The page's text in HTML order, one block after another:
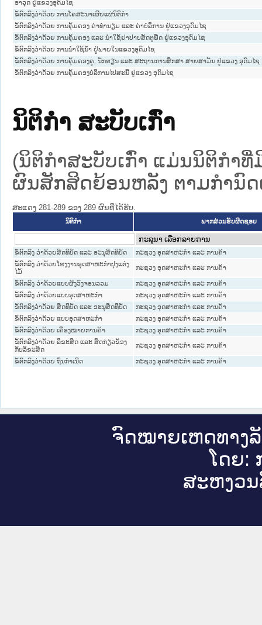
ອາວຸດ ຢູ່ແຂວງອຸດົມໄຊ
ຂໍ້ຕົກລົງວ່າດ້ວຍ ການໂຄສະນາເຜີຍແຜ່ນິຕິກໍາ
ຂໍ້ຕົກລົງວ່າດ້ວຍ ການຄຸ້ມຄອງ ຄ່າທໍານຽມ ແລະ ຄ່າບໍລິການ ຢູ່ແຂວງອຸດົມໄຊ
ຂໍ້ຕົກລົງວ່າດ້ວຍ ການຄຸ້ມຄອງ ແລະ ນໍາໃຊ້ຢາປາບສັດຕູພືດ ຢູ່ແຂວງອຸດົມໄຊ
ຂໍ້ຕົກລົງວ່າດ້ວຍ ການນໍາໃຊ້ນໍ້າ ຢູ່ພາຍໃນແຂວງອຸດົມໄຊ
ຂໍ້ຕົກລົງວ່າດ້ວຍ ການຄຸ້ມຄອງຄູ, ນັກຮຽນ ແລະ ສະຖານການສຶກສາ ສາຍສາມັນ ຢູ່ແຂວງ ອຸດົມໄຊ
ຂໍ້ຕົກລົງວ່າດ້ວຍ ການຄຸ້ມຄອງບໍລິການໄປສະນີ ຢູ່ແຂວງ ອຸດົມໄຊ
ນິຕິກໍາ ສະບັບເກົ່າ
(ນິຕິກໍາສະບັບເກົ່າ ແມ່ນນິຕິກໍາ
ຜົນສັກສິດຍ້ອນຫລັງ ຕາມກໍານົດ
ສະແດງ 281-289 ຂອງ 289 ຜົນທີ່ໄດ້ຮັບ.
ນິຕິກໍາ ພາກສ່ວນຮັບຜິດຊອບ
ຂໍ້ຕົກລົງ ວ່າດ້ວຍສິດທິບັດ ແລະ ອະນຸສິດທິບັດ
ກະຊວງ ອຸດສາຫະກຳ ແລະ ການຄ້າ
ຂໍ້ຕົກລົງ ວ່າດ້ວຍໂຮງງານອຸດສາຫະກໍາປຸງແຕ່ງ
ໄມ້
ກະຊວງ ອຸດສາຫະກຳ ແລະ ການຄ້າ
ຂໍ້ຕົກລົງ ວ່າດ້ວຍແບບຜັງວົງຈອນລວມ
ກະຊວງ ອຸດສາຫະກຳ ແລະ ການຄ້າ
ຂໍ້ຕົກລົງ ວ່າດ້ວຍແບບອຸດສາຫະກໍາ
ກະຊວງ ອຸດສາຫະກຳ ແລະ ການຄ້າ
ຂໍ້ຕົກລົງວ່າດ້ວຍ ສິດທິບັດ ແລະ ອະນຸສິດທິບັດ
ກະຊວງ ອຸດສາຫະກຳ ແລະ ການຄ້າ
ຂໍ້ຕົກລົງວ່າດ້ວຍ ແບບອຸດສາຫະກໍາ
ກະຊວງ ອຸດສາຫະກຳ ແລະ ການຄ້າ
ຂໍ້ຕົກລົງວ່າດ້ວຍ ເຄື່ອງໝາຍການຄ້າ
ກະຊວງ ອຸດສາຫະກຳ ແລະ ການຄ້າ
ຂໍ້ຕົກລົງວ່າດ້ວຍ ລິຂະສິດ ແລະ ສິດກ່ຽວຂ້ອງ
ກັບລິຂະສິດ
ກະຊວງ ອຸດສາຫະກຳ ແລະ ການຄ້າ
ຂໍ້ຕົກລົງວ່າດ້ວຍ ຖິ່ນກໍາເນີດ ກະຊວງ ອຸດສາຫະກຳ ແລະ ການຄ້າ
ຈົດ​ໝາຍ​ເຫດ​ທາງ​
ໂດຍ:
ສະ​ຫງວນ​